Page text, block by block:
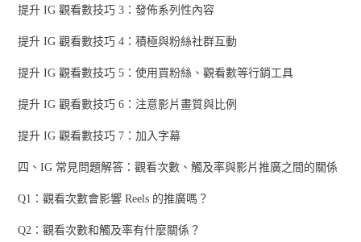
提升 IG 觀看數技巧 3：發佈系列性內容
提升 IG 觀看數技巧 4：積極與粉絲社群互動
提升 IG 觀看數技巧 5：使用買粉絲、觀看數等行銷工具
提升 IG 觀看數技巧 6：注意影片畫質與比例
提升 IG 觀看數技巧 7：加入字幕
四、IG 常見問題解答：觀看次數、觸及率與影片推廣之間的關係
Q1：觀看次數會影響 Reels 的推廣嗎？
Q2：觀看次數和觸及率有什麼關係？